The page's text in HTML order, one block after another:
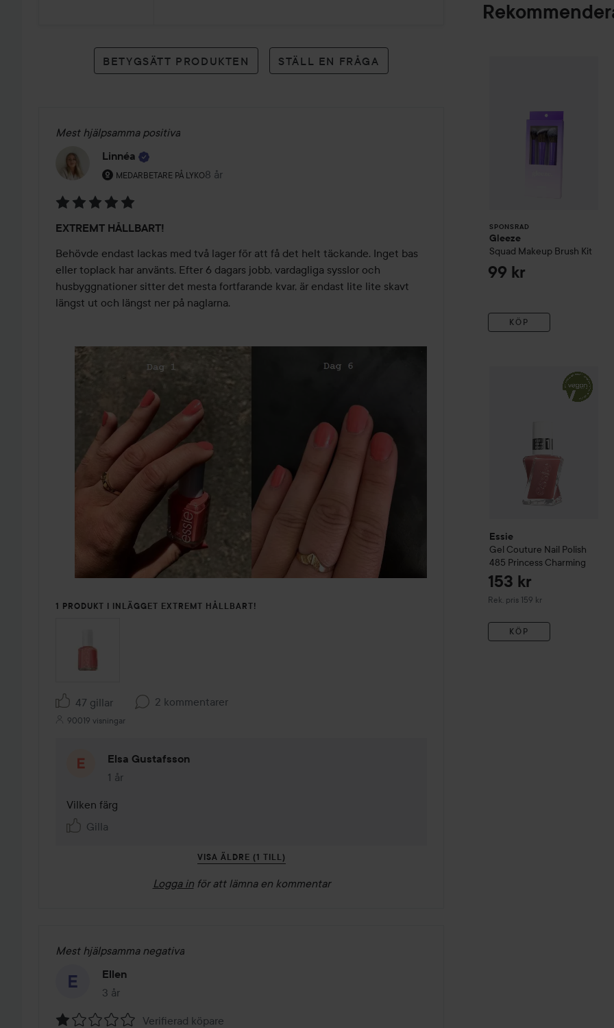
betyg
BETYGSÄTT PRODUKTEN STÄLL EN FRÅGA
Mest hjälpsamma positiva
Linnéa
MEDARBETARE PÅ LYKO
Användarens roll: Medarbetare på Lyko.
8 år
Inlägget skapades 8 år
5
av
5
EXTREMT HÅLLBART!
Behövde endast lackas med två lager för att få det helt täckande. Inget bas
eller toplack har använts. Efter 6 dagars jobb, vardagliga sysslor och
husbyggnationer sitter det mesta fortfarande kvar, är endast lite lite skavt
längst ut och längst ner på naglarna.
1 PRODUKT I INLÄGGET EXTREMT HÅLLBART!
47 gillar 2 kommentarer
90019 visningar
Elsa Gustafsson
1 år
Kommentaren lades 1 år
Vilken färg
Gilla
VISA ÄLDRE (1 TILL)
Logga in för att lämna en kommentar
Mest hjälpsamma negativa
Ellen
3 år
Inlägget skapades 3 år
Verifierad köpare
SPONSRAD
Gleeze
Squad Makeup Brush Kit
99 kr
KÖP
Essie
Gel Couture Nail Polish
485 Princess Charming
153 kr
Rek. pris 159 kr
Rekommenderat pris 159 kr
KÖP
Gel CoutureNail